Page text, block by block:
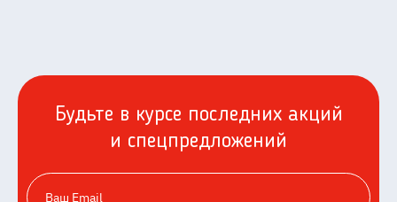
Будьте в курсе последних акций
и спецпредложений